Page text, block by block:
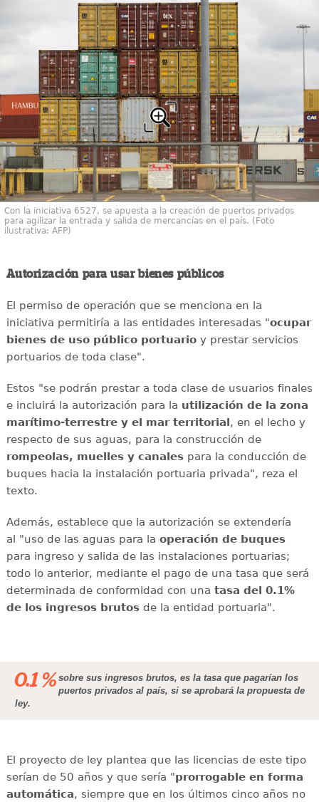
Con la iniciativa 6527, se apuesta a la creación de puertos privados
para agilizar la entrada y salida de mercancías en el país. (Foto
ilustrativa: AFP)
Autorización para usar bienes públicos
El permiso de operación que se menciona en la
iniciativa permitiría a las entidades interesadas "ocupar
bienes de uso público portuarioy prestar servicios
portuarios de toda clase".
Estos "se podrán prestar a toda clase de usuarios finales
e incluirá la autorización para la utilización de la zona
marítimo-terrestre y el mar territorial, en el lecho y
respecto de sus aguas, para la construcción de
rompeolas, muelles y canalespara la conducción de
buques hacia la instalación portuaria privada", reza el
texto.
Además, establece que la autorización se extendería
al "uso de las aguas para la operación de buques
para ingreso y salida de las instalaciones portuarias;
todo lo anterior, mediante el pago de una tasa que será
determinada de conformidad con una tasa del 0.1%
de los ingresos brutosde la entidad portuaria".
0.1 %sobre sus ingresos brutos, es la tasa que pagarían los
puertos privados al país, si se aprobará la propuesta de
ley.
El proyecto de ley plantea que las licencias de este tipo
serían de 50 años y que sería "prorrogable en forma
automática, siempre que en los últimos cinco años no